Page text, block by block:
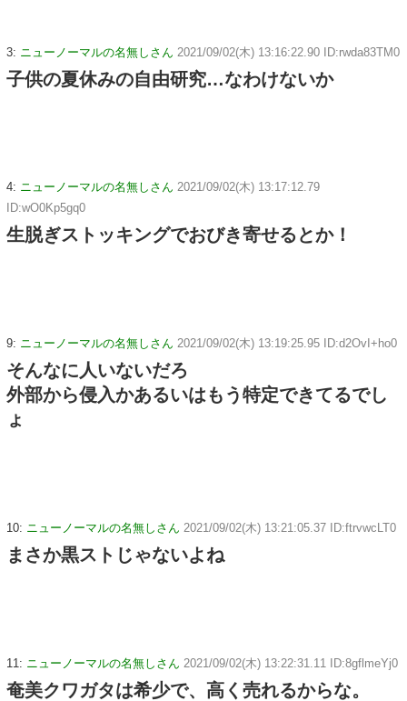
3: ニューノーマルの名無しさん 2021/09/02(木) 13:16:22.90 ID:rwda83TM0
子供の夏休みの自由研究…なわけないか
4: ニューノーマルの名無しさん 2021/09/02(木) 13:17:12.79
ID:wO0Kp5gq0
生脱ぎストッキングでおびき寄せるとか！
9: ニューノーマルの名無しさん 2021/09/02(木) 13:19:25.95 ID:d2OvI+ho0
そんなに人いないだろ
外部から侵入かあるいはもう特定できてるでし
ょ
10: ニューノーマルの名無しさん 2021/09/02(木) 13:21:05.37 ID:ftrvwcLT0
まさか黒ストじゃないよね
11: ニューノーマルの名無しさん 2021/09/02(木) 13:22:31.11 ID:8gflmeYj0
奄美クワガタは希少で、高く売れるからな。